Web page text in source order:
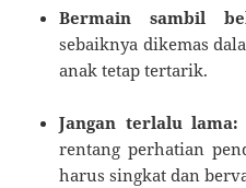
Bermain sambil
sebaiknya dikemas
anak tetap tertarik.
Jangan terlalu lama:
rentang perhatian
harus singkat dan